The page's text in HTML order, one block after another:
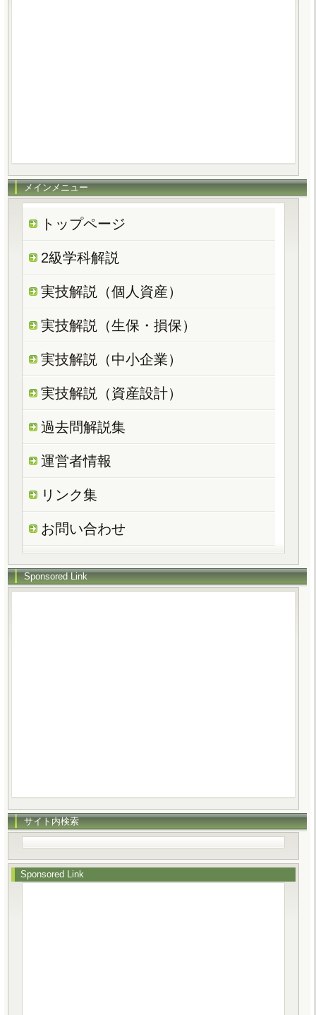
メインメニュー
トップページ
2級学科解説
実技解説（個人資産）
実技解説（生保・損保）
実技解説（中小企業）
実技解説（資産設計）
過去問解説集
運営者情報
リンク集
お問い合わせ
Sponsored Link
サイト内検索
Sponsored Link